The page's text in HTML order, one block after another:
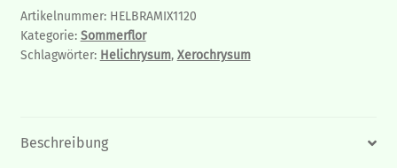
Artikelnummer: HELBRAMIX1120
Kategorie: Sommerflor
Schlagwörter: Helichrysum, Xerochrysum
Beschreibung